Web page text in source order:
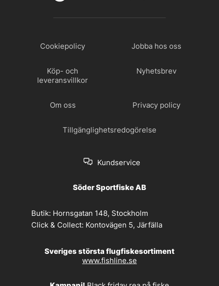
Cookiepolicy Jobba hos oss
Köp- och
leveransvillkor
Nyhetsbrev
Om oss Privacy policy
Tillgänglighetsredogörelse
Kundservice
Söder Sportfiske AB
Butik: Hornsgatan 148, Stockholm
Click & Collect: Kontovägen 5, Järfälla
Sveriges största flugfiskesortiment
www.fishline.se